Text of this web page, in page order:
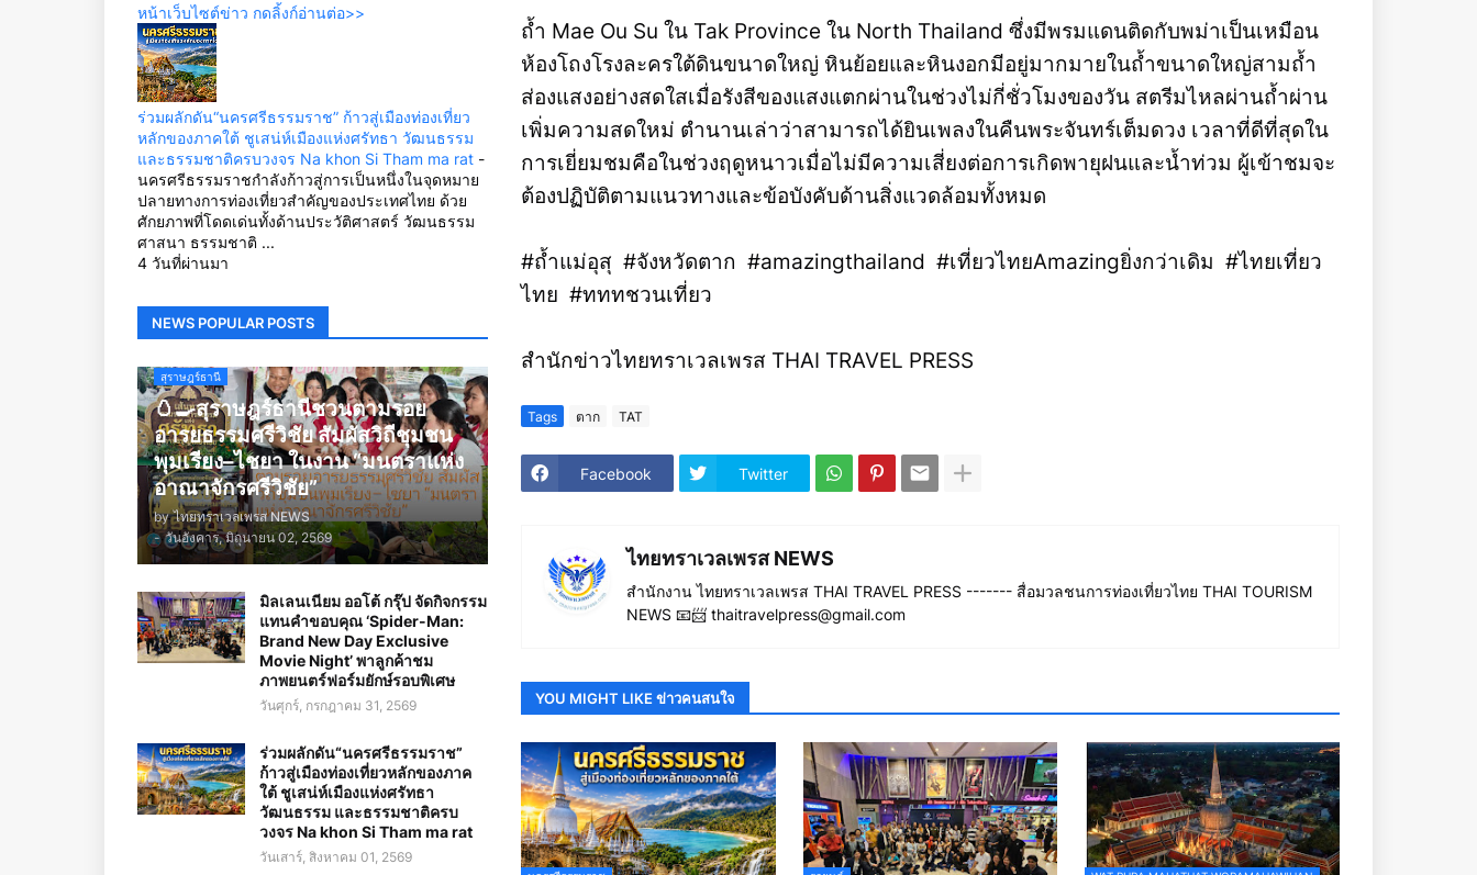
ถ้ำ Mae Ou Su ใน Tak Province ใน North Thailand ซึ่งมีพรมแดนติดกับพม่าเป็นเหมือน
ห้องโถงโรงละครใต้ดินขนาดใหญ่ หินย้อยและหินงอกมีอยู่มากมายในถ้ำขนาดใหญ่สามถ้ำ
ส่องแสงอย่างสดใสเมื่อรังสีของแสงแตกผ่านในช่วงไม่กี่ชั่วโมงของวัน สตรีมไหลผ่านถ้ำผ่าน
เพิ่มความสดใหม่ ตำนานเล่าว่าสามารถได้ยินเพลงในคืนพระจันทร์เต็มดวง เวลาที่ดีที่สุดใน
การเยี่ยมชมคือในช่วงฤดูหนาวเมื่อไม่มีความเสี่ยงต่อการเกิดพายุฝนและน้ำท่วม ผู้เข้าชมจะ
ต้องปฏิบัติตามแนวทางและข้อบังคับด้านสิ่งแวดล้อมทั้งหมด
#ถ้ำแม่อุสุ #จังหวัดตาก #amazingthailand #เที่ยวไทยAmazingยิ่งกว่าเดิม #ไทยเที่ยว
ไทย #ทททชวนเที่ยว
สำนักข่าวไทยทราเวลเพรส THAI TRAVEL PRESS
Tags ตาก TAT
Facebook Twitter
ไทยทราเวลเพรส NEWS
สำนักงาน ไทยทราเวลเพรส THAI TRAVEL PRESS ------- สื่อมวลชนการท่องเที่ยวไทย THAI TOURISM
NEWS 📧📨 thaitravelpress@gmail.com
YOU MIGHT LIKE ข่าวคนสนใจ
หน้าเว็บไซต์ข่าว กดลิ้งก์อ่านต่อ>>
ร่วมผลักดัน“นครศรีธรรมราช” ก้าวสู่เมืองท่องเที่ยว
หลักของภาคใต้ ชูเสน่ห์เมืองแห่งศรัทธา วัฒนธรรม
และธรรมชาติครบวงจร Na khon Si Tham ma rat -
นครศรีธรรมราชกำลังก้าวสู่การเป็นหนึ่งในจุดหมาย
ปลายทางการท่องเที่ยวสำคัญของประเทศไทย ด้วย
ศักยภาพที่โดดเด่นทั้งด้านประวัติศาสตร์ วัฒนธรรม
ศาสนา ธรรมชาติ ...
4 วันที่ผ่านมา
NEWS POPULAR POSTS
สุราษฎร์ธานี
🥚🍳สุราษฎร์ธานีชวนตามรอย
อารยธรรมศรีวิชัย สัมผัสวิถีชุมชน
พุมเรียง–ไชยา ในงาน “มนตราแห่ง
อาณาจักรศรีวิชัย”
by ไทยทราเวลเพรส NEWS
- วันอังคาร, มิถุนายน 02, 2569
มิลเลนเนียม ออโต้ กรุ๊ป จัดกิจกรรม
แทนคำขอบคุณ ‘Spider-Man:
Brand New Day Exclusive
Movie Night’ พาลูกค้าชม
ภาพยนตร์ฟอร์มยักษ์รอบพิเศษ
วันศุกร์, กรกฎาคม 31, 2569
ร่วมผลักดัน“นครศรีธรรมราช”
ก้าวสู่เมืองท่องเที่ยวหลักของภาค
ใต้ ชูเสน่ห์เมืองแห่งศรัทธา
วัฒนธรรม และธรรมชาติครบ
วงจร Na khon Si Tham ma rat
วันเสาร์, สิงหาคม 01, 2569